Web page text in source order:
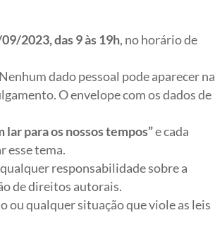
2023, das 9 às 19h, no horário de
dado pessoal pode aparecer na
O envelope com os dados de
lar para os nossos tempos”e cada
esse tema.
responsabilidade sobre a
de direitos autorais.
ou qualquer situação que viole as leis